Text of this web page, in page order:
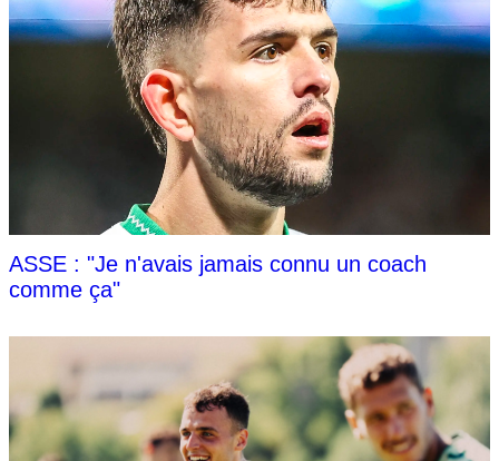
ASSE : "Je n'avais jamais connu un coach
comme ça"